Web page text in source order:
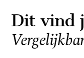
Dit vind